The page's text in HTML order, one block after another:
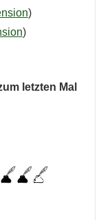
)
)
letzten Mal